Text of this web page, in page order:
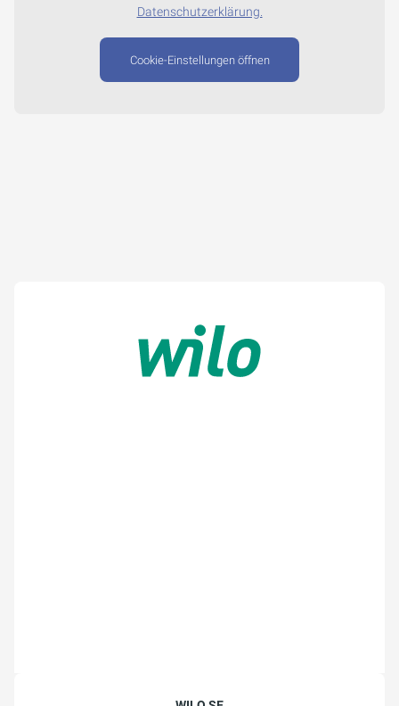
Datenschutzerklärung.
Cookie-Einstellungen öffnen